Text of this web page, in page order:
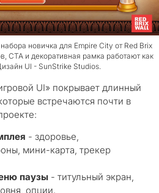
новичка для Empire City от Red Brix
CTA и декоративная рамка работают как
UI - SunStrike Studios.
UI» покрывает длинный
встречаются почти в
- здоровье,
мини-карта, трекер
паузы - титульный экран,
опции.